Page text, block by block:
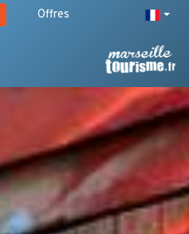
Offres